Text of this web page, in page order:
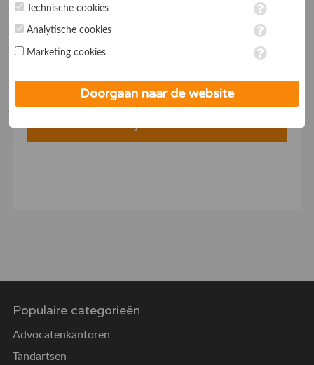
Service & supportdesk
* Met een abonnementsduur vanaf 1 jaar
Populaire categorieën
Advocatenkantoren
Tandartsen
marketing cookies worden persoonsgegevens verwerkt. Je geeft
toestemming voor deze verwerking wanneer je hieronder een
op ieder moment aanpassen in de
. Lees voor meer
Technische cookies
Analytische cookies
Marketing cookies
Doorgaan naar de website